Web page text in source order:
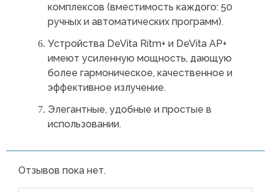
комплексов (вместимость каждого: 50
ручных и автоматических программ).
Устройства DeVita Ritm+ и DeVita AP+
имеют усиленную мощность, дающую
более гармоническое, качественное и
эффективное излучение.
Элегантные, удобные и простые в
использовании.
Отзывов пока нет.